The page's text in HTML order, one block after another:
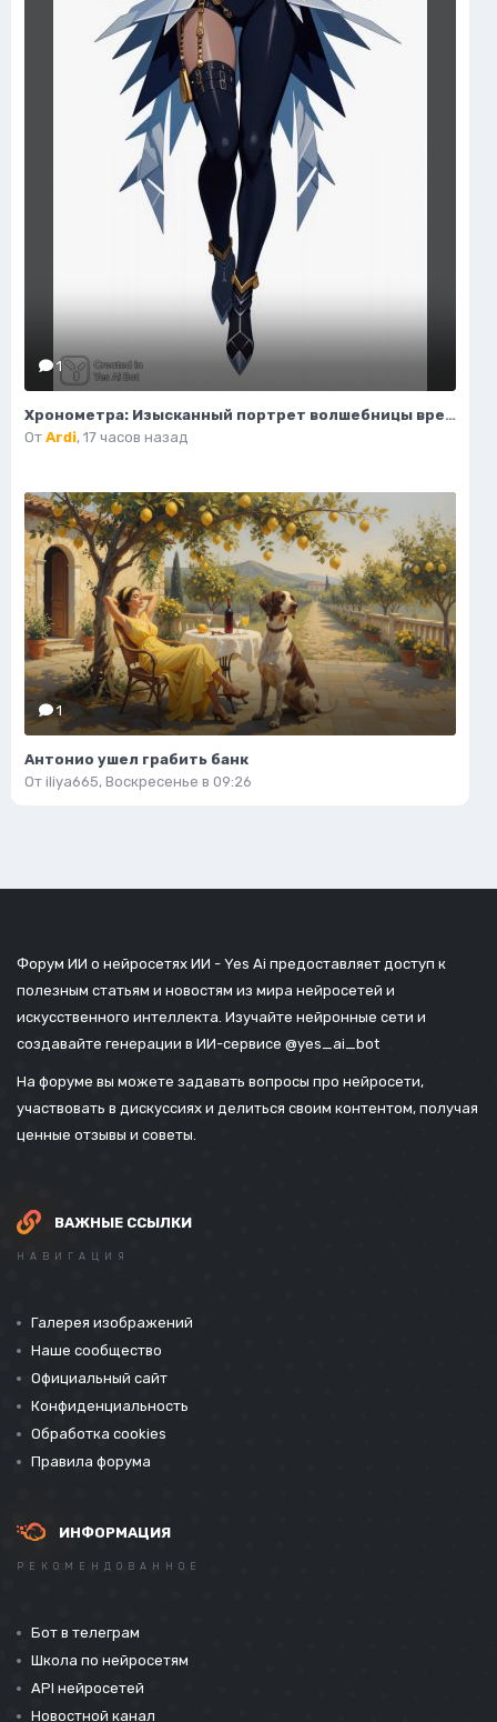
1
Хронометра: Изысканный портрет волшебницы времени и моды. Изображение из нейронной сети Flux Ai
От Ardi, 17 часов назад
1
Антонио ушел грабить банк
От iliya665, Воскресенье в 09:26
Форум ИИ о нейросетях ИИ - Yes Ai предоставляет доступ к
полезным статьям и новостям из мира нейросетей и
искусственного интеллекта. Изучайте нейронные сети и
создавайте генерации в ИИ-сервисе @yes_ai_bot
На форуме вы можете задавать вопросы про нейросети,
участвовать в дискуссиях и делиться своим контентом, получая
ценные отзывы и советы.
ВАЖНЫЕ ССЫЛКИ
НАВИГАЦИЯ
Галерея изображений
Наше сообщество
Официальный сайт
Конфиденциальность
Обработка cookies
Правила форума
ИНФОРМАЦИЯ
РЕКОМЕНДОВАННОЕ
Бот в телеграм
Школа по нейросетям
API нейросетей
Новостной канал